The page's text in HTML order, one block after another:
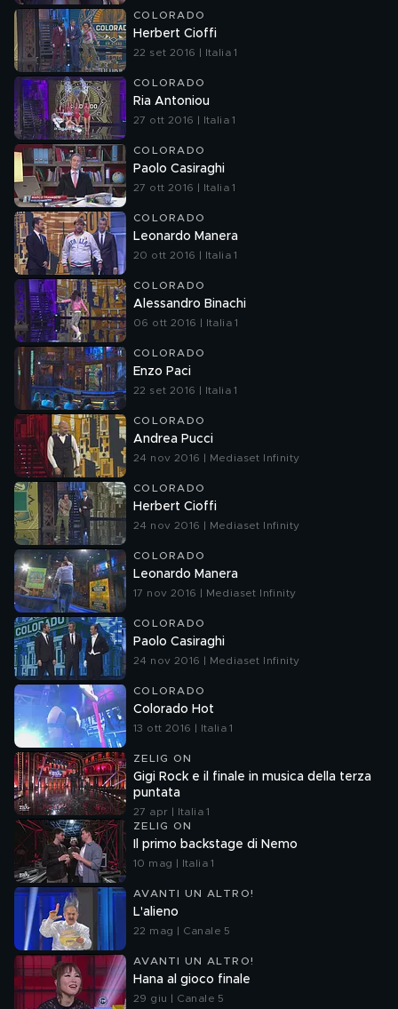
COLORADO
Herbert Cioffi
22 set 2016 | Italia 1
COLORADO
Ria Antoniou
27 ott 2016 | Italia 1
COLORADO
Paolo Casiraghi
27 ott 2016 | Italia 1
COLORADO
Leonardo Manera
20 ott 2016 | Italia 1
COLORADO
Alessandro Binachi
06 ott 2016 | Italia 1
COLORADO
Enzo Paci
22 set 2016 | Italia 1
COLORADO
Andrea Pucci
24 nov 2016 | Mediaset Infinity
COLORADO
Herbert Cioffi
24 nov 2016 | Mediaset Infinity
COLORADO
Leonardo Manera
17 nov 2016 | Mediaset Infinity
COLORADO
Paolo Casiraghi
24 nov 2016 | Mediaset Infinity
COLORADO
Colorado Hot
13 ott 2016 | Italia 1
ZELIG ON
Gigi Rock e il finale in musica della terza
puntata
27 apr | Italia 1
ZELIG ON
Il primo backstage di Nemo
10 mag | Italia 1
AVANTI UN ALTRO!
L'alieno
22 mag | Canale 5
AVANTI UN ALTRO!
Hana al gioco finale
29 giu | Canale 5